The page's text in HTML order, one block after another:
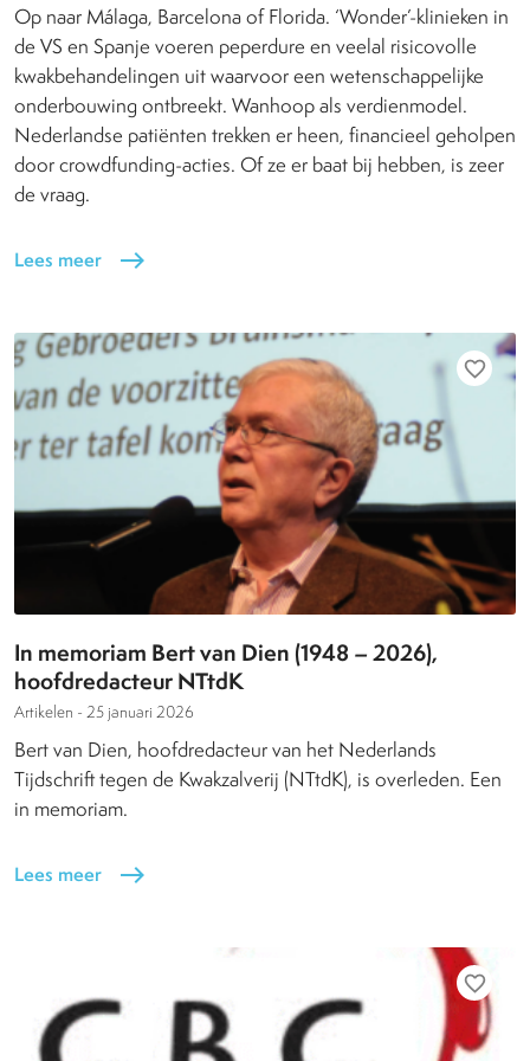
Op naar Málaga, Barcelona of Florida. ‘Wonder’-klinieken in
de VS en Spanje voeren peperdure en veelal risicovolle
kwakbehandelingen uit waarvoor een wetenschappelijke
onderbouwing ontbreekt. Wanhoop als verdienmodel.
Nederlandse patiënten trekken er heen, financieel geholpen
door crowdfunding-acties. Of ze er baat bij hebben, is zeer
de vraag.
Lees meer east
favorite_border
In memoriam Bert van Dien (1948 – 2026),
hoofdredacteur NTtdK
Artikelen - 25 januari 2026
Bert van Dien, hoofdredacteur van het Nederlands
Tijdschrift tegen de Kwakzalverij (NTtdK), is overleden. Een
in memoriam.
Lees meer east
favorite_border